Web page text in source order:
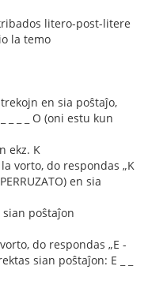
litero-post-litere
la temo
en sia poŝtaĵo,
_ _ _ O (oni estu kun
ekz. K
vorto, do respondas „K
en sia
sian poŝtaĵon
do respondas „E -
sian poŝtaĵon: E _ _